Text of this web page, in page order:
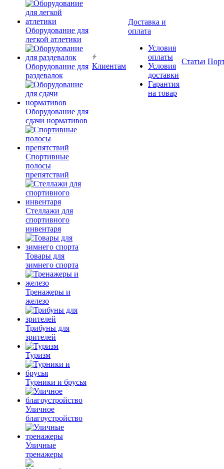
Оборудование для
легкой атлетики
Оборудование для
раздевалок
Оборудование для
сдачи нормативов
Спортивные
полосы
препятствий
Стеллажи для
спортивного
инвентаря
Товары для
зимнего спорта
Тренажеры и
железо
Трибуны для
зрителей
Туризм
Турники и брусья
Уличное
благоустройство
Уличные
тренажеры
Клиентам
Доставка и
оплата
Условия
оплаты
Условия
доставки
Гарантия
на товар
Статьи